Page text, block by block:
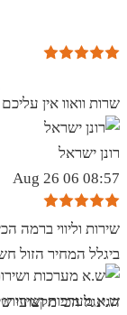
שרות וואוו אין עליכם
רונן ישראל
08:57 06 Aug 26
שירות וליווי ברמה
ביגלל המחיר הזול
הגינגל הכי מקצועי
ש.א מערכות ושירותי